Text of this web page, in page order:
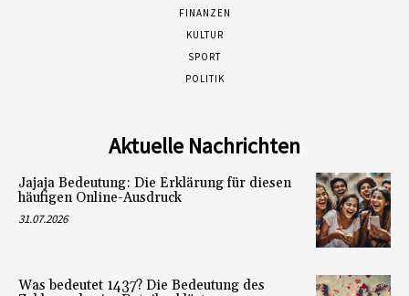
FINANZEN
KULTUR
SPORT
POLITIK
Aktuelle Nachrichten
Jajaja Bedeutung: Die Erklärung für diesen
häufigen Online-Ausdruck
31.07.2026
Was bedeutet 1437? Die Bedeutung des